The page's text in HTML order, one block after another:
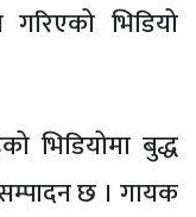
भिडियो
भिडियोमा बुद्ध
छ । गायक